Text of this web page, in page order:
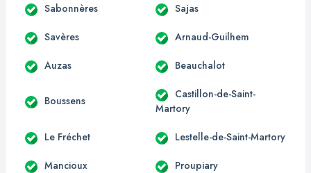
Sabonnères Sajas
Savères Arnaud-Guilhem
Auzas Beauchalot
Boussens
Castillon-de-Saint-
Martory
Le Fréchet Lestelle-de-Saint-Martory
Mancioux Proupiary